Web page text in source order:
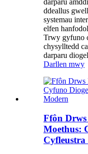
ddeallus
systemau
elfen
Trwy gyfuno
chysylltedd
darparu
Darllen mwy
Ffôn
Moethus: